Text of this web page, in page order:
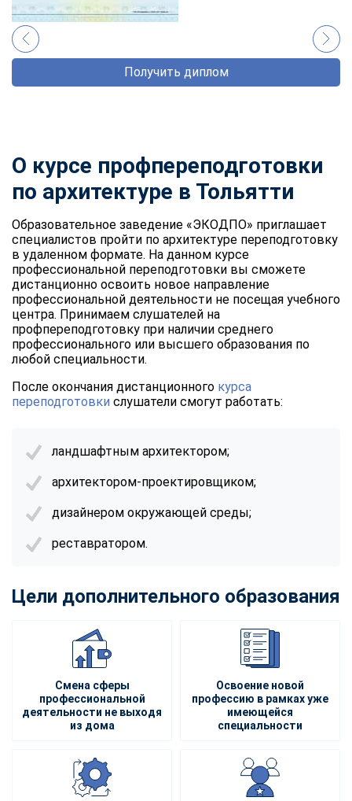
Получить диплом
О курсе профпереподготовки
по архитектуре в Тольятти
Образовательное заведение «ЭКОДПО» приглашает
специалистов пройти по архитектуре переподготовку
в удаленном формате. На данном курсе
профессиональной переподготовки вы сможете
дистанционно освоить новое направление
профессиональной деятельности не посещая учебного
центра. Принимаем слушателей на
профпереподготовку при наличии среднего
профессионального или высшего образования по
любой специальности.
После окончания дистанционного курса
переподготовки слушатели смогут работать:
ландшафтным архитектором;
архитектором-проектировщиком;
дизайнером окружающей среды;
реставратором.
Цели дополнительного образования
Смена сферы
профессиональной
деятельности не выходя
из дома
Освоение новой
профессию в рамках уже
имеющейся
специальности